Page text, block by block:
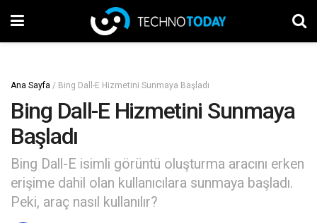
Ana Sayfa / Bing Dall-E Hizmetini Sunmaya Başladı
Bing Dall-E Hizmetini Sunmaya
Başladı
Bing Dall-E isimli görüntü oluşturma aracını erken
erişime dahil olan kullanıcılara sunmaya başladı.
Peki, araç nasıl kullanılır?